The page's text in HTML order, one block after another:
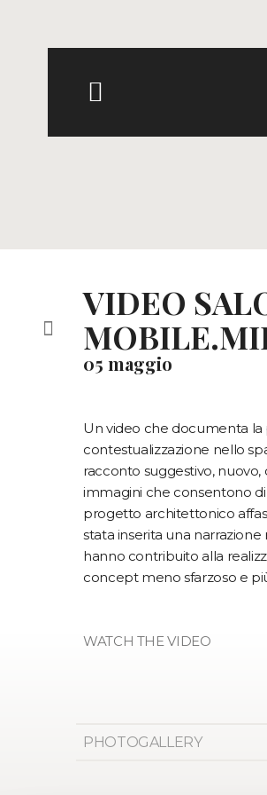
VIDEO
05 maggio
Un video che documenta la
contestualizzazione nello
racconto suggestivo, nuovo,
immagini che consentono
progetto architettonico
stata inserita una
hanno contribuito alla
concept meno sfarzoso e
WATCH THE VIDEO
PHOTOGALLERY